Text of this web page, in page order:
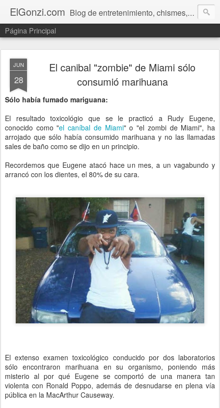
ElGonzi.com Blog de entretenimiento, chismes, humor, farándula, curiosidades, ovnis, noticias calientes, fotos, videos, paranormal y ¡más!
Página Principal
JUN
28
El canibal "zombie" de Miami sólo
consumió marihuana
Sólo había fumado mariguana:
El resultado toxicológio que se le practicó a Rudy Eugene,
conocido como "el caníbal de Miami" o "el zombi de Miami", ha
arrojado que sólo había consumido marihuana y no las llamadas
sales de baño como se dijo en un principio.
Recordemos que Eugene atacó hace un mes, a un vagabundo y
arrancó con los dientes, el 80% de su cara.
El extenso examen toxicológico conducido por dos laboratorios
sólo encontraron marihuana en su organismo, poniendo más
misterio al por qué Eugene se comportó de una manera tan
violenta con Ronald Poppo, además de desnudarse en plena vía
pública en la MacArthur Causeway.